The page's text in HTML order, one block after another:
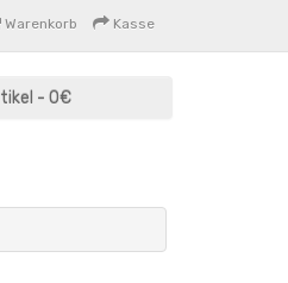
Warenkorb Kasse
- 0€